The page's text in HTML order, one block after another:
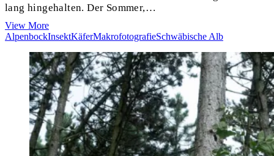
lang hingehalten. Der Sommer,…
View MoreLast
Bocki
AlpenbockInsektKäferMakrofotografieSchwäbische Alb